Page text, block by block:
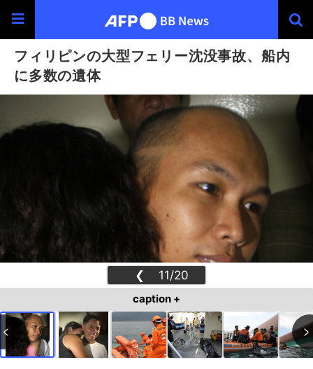
フィリピンの大型フェリー沈没事故、船内
に多数の遺体
❮
11/20
❯
caption +